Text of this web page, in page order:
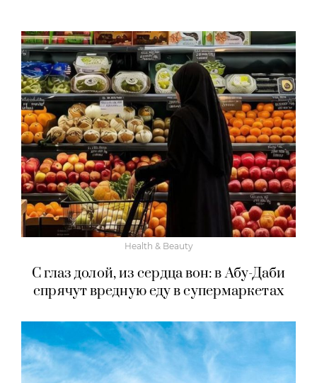
Health & Beauty
С глаз долой, из сердца вон: в Абу-Даби
спрячут вредную еду в супермаркетах